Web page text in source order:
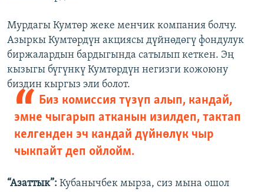
Мурдагы Кумтөр жеке менчик компания болчу.
Азыркы Кумтөрдүн акциясы дүйнөдөгү фондулук
биржалардын бардыгында сатылып кеткен. Эң
кызыгы бүгүнкү Кумтөрдүн негизги кожоюну
биздин кыргыз эли болот.
Биз комиссия түзүп алып, кандай,
эмне чыгарып атканын изилдеп, тактап
келгенден эч кандай дүйнөлүк чыр
чыкпайт деп ойлойм.
“Азаттык”: Кубанычбек мырза, сиз мына ошол